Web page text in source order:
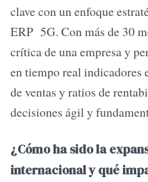
clave con un enfoque
ERP 5G. Con más de 30
crítica de una empresa y
en tiempo real indicadores
de ventas y ratios de
decisiones ágil y
¿Cómo ha sido la
internacional y qué